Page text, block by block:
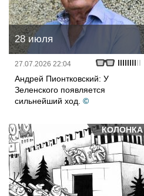
28 июля
27.07.2026 22:04
Андрей Пионтковский: У
Зеленского появляется
сильнейший ход. ©
КОЛОНКА